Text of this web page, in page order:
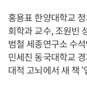
홍용표 한양대학교
회학과 교수, 조원빈
범철 세종연구소 수
민세진 동국대학교
대적 고뇌에서 새 책